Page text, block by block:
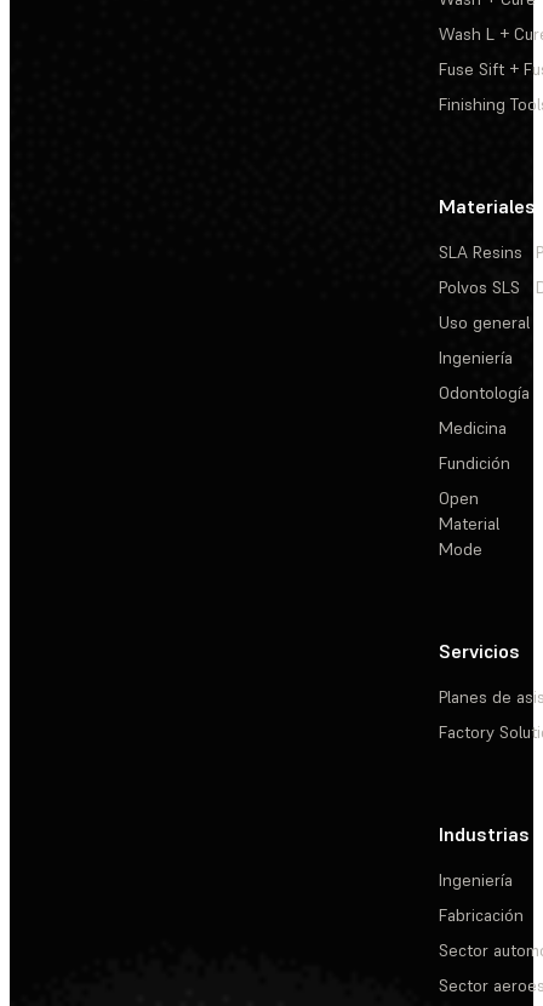
Wash L +
Fuse Sift +
Finishing
Materiales
SLA Resins
Polvos SLS
Uso general
Ingeniería
Odontología
Medicina
Fundición
Open
Material
Mode
Servicios
Planes de
Factory
Industrias
Ingeniería
Fabricación
Sector
Sector